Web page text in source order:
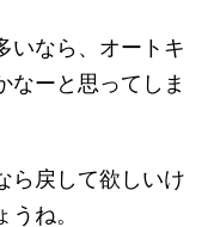
いなら、オートキ
なーと思ってしま
ら戻して欲しいけ
ね。